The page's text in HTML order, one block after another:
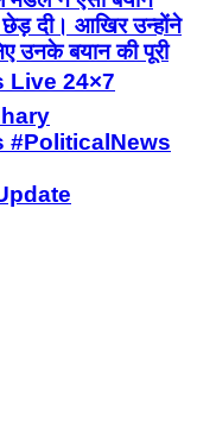
छेड़ दी। आखिर उन्होंने
उनके बयान की पूरी
Live 24×7
#PoliticalNews